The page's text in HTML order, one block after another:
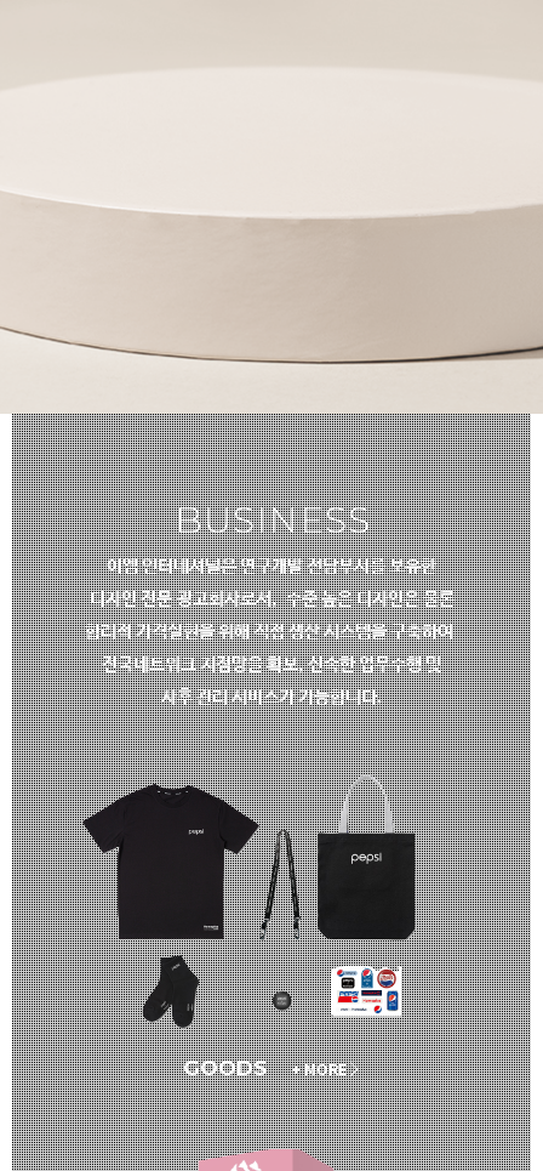
BUSINESS
이엠 인터네셔널은 연구개발 전담부서를 보유한
디자인 전문광고회사로서,수준 높은 디자인은 물론
합리적 가격실현을 위해 직접 생산 시스템을 구축하여
전국네트워크 지점망을 확보, 신속한 업무수행 및
사후 관리 서비스가 가능합니다.
GOODS + MORE